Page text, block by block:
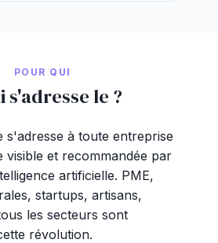
POUR QUI
s'adresse le ?
s'adresse à toute entreprise
visible et recommandée par
artificielle. PME,
startups, artisans,
les secteurs sont
révolution.